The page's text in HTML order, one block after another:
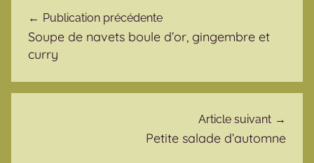
Publication précédente
Soupe de navets boule d’or, gingembre et
curry
Article suivant
Petite salade d’automne